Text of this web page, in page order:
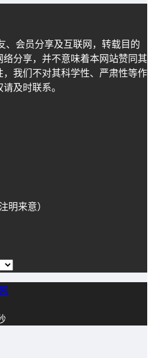
、会员分享及互联网，转载目的
分享，并不意味着本网站赞同其
我们不对其科学性、严肃性等作
及时联系。
明来意）